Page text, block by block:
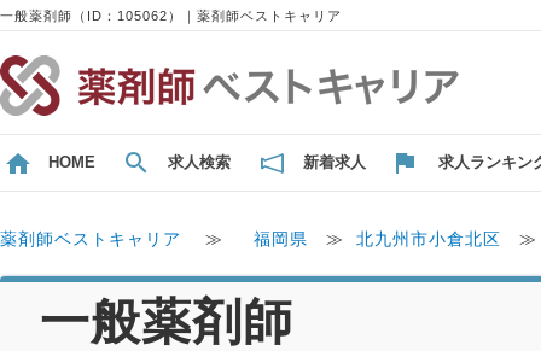
一般薬剤師（ID：105062）｜薬剤師ベストキャリア
HOME 求人検索 新着求人 求人ランキン
薬剤師ベストキャリア ≫ 福岡県 ≫ 北九州市小倉北区
一般薬剤師